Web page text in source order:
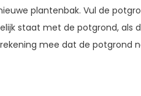
plantenbak. Vul de
staat met de potgrond, als
mee dat de potgrond